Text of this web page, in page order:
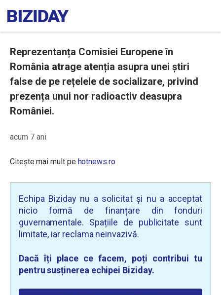
Reprezentanța Comisiei Europene în
România atrage atenția asupra unei știri
false de pe rețelele de socializare, privind
prezența unui nor radioactiv deasupra
României.
acum 7 ani
Citește mai mult pe hotnews.ro
Echipa Biziday nu a solicitat și nu a acceptat
nicio formă de finanțare din fonduri
guvernamentale. Spațiile de publicitate sunt
limitate, iar reclama neinvazivă.
Dacă îți place ce facem, poți contribui tu
pentru susținerea echipei Biziday.